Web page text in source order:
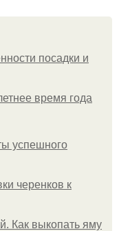
посадки и
время года
успешного
черенков к
Как выкопать яму